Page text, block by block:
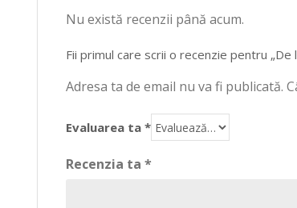
Nu există recenzii până acum.
Fii primul care scrii o recenzie pentru „De
Adresa ta de email nu va fi publicată.
Evaluarea ta *
Recenzia ta *